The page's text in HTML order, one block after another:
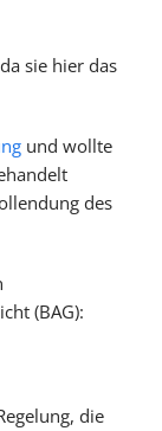
sie hier das
und wollte
des
(BAG):
die